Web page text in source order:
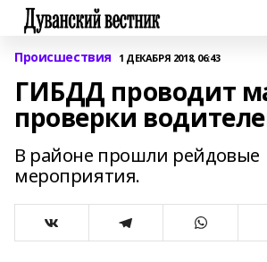
Происшествия 1 ДЕКАБРЯ 2018, 06:43
ГИБДД проводит
проверки
В районе прошли рейдовые
мероприятия.